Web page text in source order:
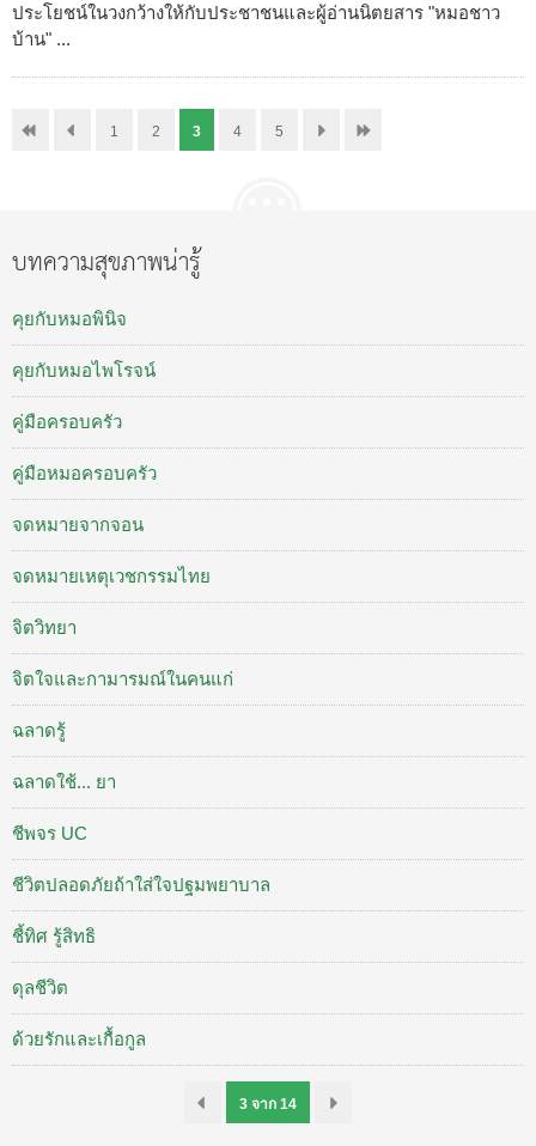
ประโยชน์ในวงกว้างให้กับประชาชนและผู้อ่านนิตยสาร "หมอชาว
บ้าน" ...
1 2 3 4 5
บทความสุขภาพน่ารู้
คุยกับหมอพินิจ
คุยกับหมอไพโรจน์
คู่มือครอบครัว
คู่มือหมอครอบครัว
จดหมายจากจอน
จดหมายเหตุเวชกรรมไทย
จิตวิทยา
จิตใจและกามารมณ์ในคนแก่
ฉลาดรู้
ฉลาดใช้... ยา
ชีพจร UC
ชีวิตปลอดภัยถ้าใส่ใจปฐมพยาบาล
ชี้ทิศ รู้สิทธิ
ดุลชีวิต
ด้วยรักและเกื้อกูล
3 จาก 14